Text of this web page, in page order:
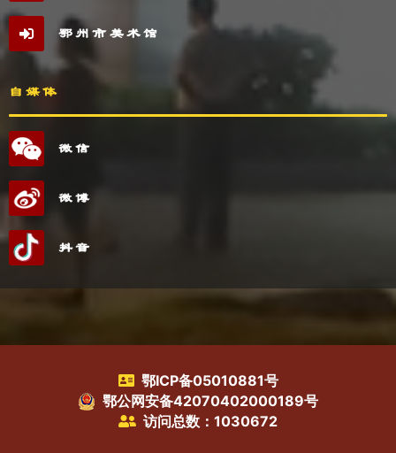
鄂州市美术馆
自媒体
微信
微博
抖音
鄂ICP备05010881号
鄂公网安备42070402000189号
访问总数：1030672